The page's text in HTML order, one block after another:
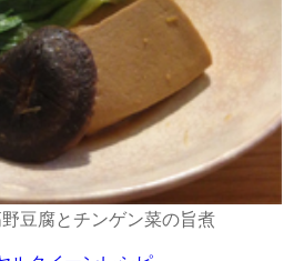
豆腐とチンゲン菜の旨煮